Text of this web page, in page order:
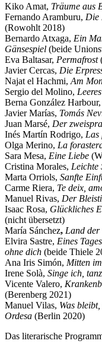
Kiko Amat, Träume aus
Fernando Aramburu, Die
(Rowohlt 2018)
Bernardo Atxaga, Ein
Gänsespiel (beide
Eva Baltasar, Permafrost
Javier Cercas, Die
Najat el Hachmi, Am
Sergio del Molino,
Berna González Harbour,
Javier Marías, Tomás
Juan Marsé, Der
Inés Martín Rodrigo, Las
Olga Merino, La
Sara Mesa, Eine Liebe
Cristina Morales, Leichte
Marta Orriols, Sanfte
Carme Riera, Te deix,
Manuel Rivas, Der
Isaac Rosa, Glückliches
(nicht übersetzt)
María Sánchez, Land
Elvira Sastre, Eines
ohne dich (beide Thiele
Ana Iris Simón, Mitten
Irene Solà, Singe ich,
Vicente Valero,
(Berenberg 2021)
Manuel Vilas, Was
Ordesa (Berlin 2020)
Das literarische